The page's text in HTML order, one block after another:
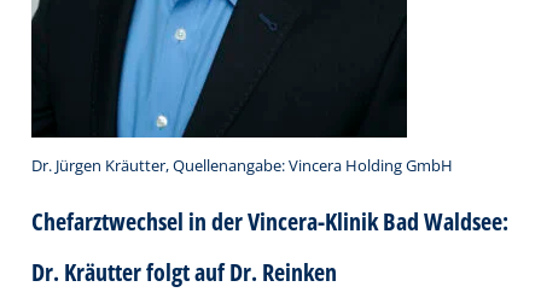
Dr. Jürgen Kräutter, Quellenangabe: Vincera Holding GmbH
Chefarztwechsel in der Vincera-Klinik Bad Waldsee:
Dr. Kräutter folgt auf Dr. Reinken